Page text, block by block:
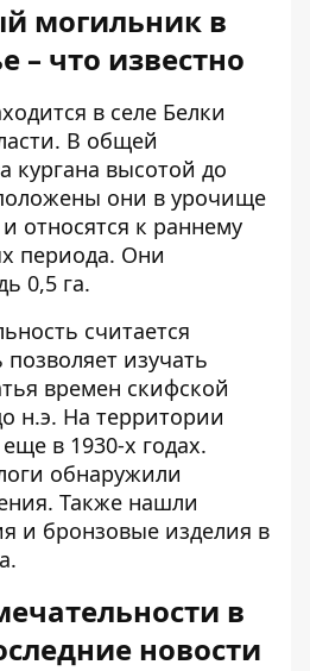
могильник в
– что известно
в селе Белки
В общей
кургана высотой до
они в урочище
относятся к раннему
периода. Они
0,5 га.
считается
изучать
времен скифской
н.э. На территории
в 1930-х годах.
обнаружили
Также нашли
и бронзовые изделия в
в
новости